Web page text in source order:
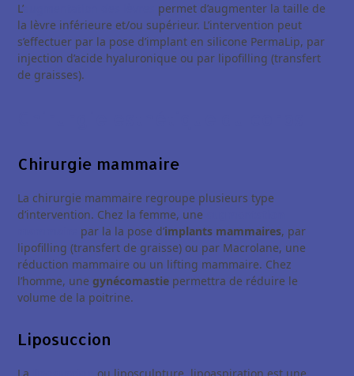
L’augmentation des lèvres
permet d’augmenter la taille de
la lèvre inférieure et/ou supérieur. L’intervention peut
s’effectuer par la pose d’implant en silicone PermaLip, par
injection d’acide hyaluronique ou par lipofilling (transfert
de graisses).
Chirurgie mammaire
La chirurgie mammaire regroupe plusieurs type
d’intervention. Chez la femme, une
par la la pose d’implants mammaires, par
lipofilling (transfert de graisse) ou par Macrolane, une
réduction mammaire ou un lifting mammaire. Chez
l’homme, unegynécomastie permettra de réduire le
volume de la poitrine.
Liposuccion